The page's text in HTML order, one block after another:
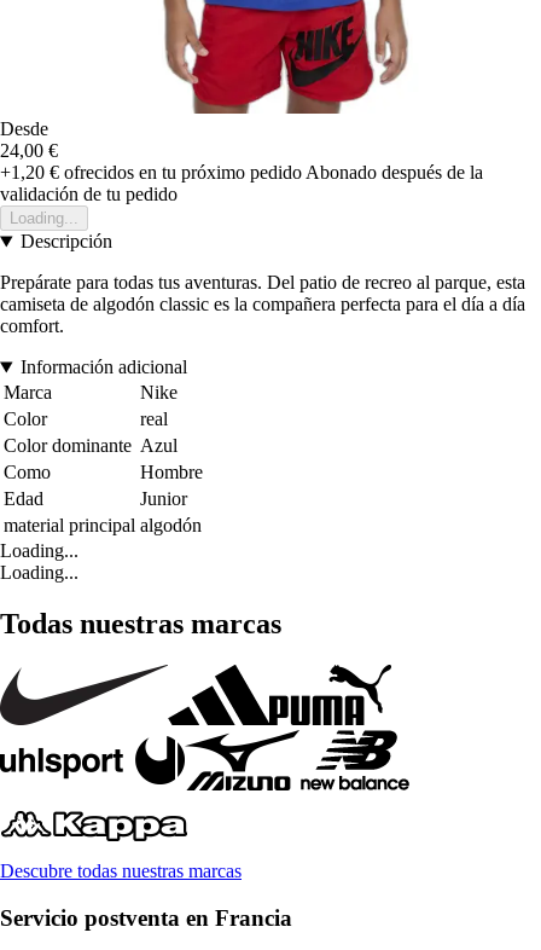
Desde
24,00 €
+1,20 € ofrecidos en tu próximo pedido Abonado después de la
validación de tu pedido
Loading...
Descripción
Prepárate para todas tus aventuras. Del patio de recreo al parque, esta
camiseta de algodón classic es la compañera perfecta para el día a día
comfort.
Información adicional
Marca
Nike
Color
real
Color dominante Azul
Como
Hombre
Edad
Junior
material principal algodón
Loading...
Loading...
Todas nuestras marcas
Descubre todas nuestras marcas
Servicio postventa en Francia